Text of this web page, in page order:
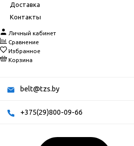
Доставка
Контакты
Личный кабинет
Сравнение
Избранное
Корзина
belt@tzs.by
+375(29)800-09-66